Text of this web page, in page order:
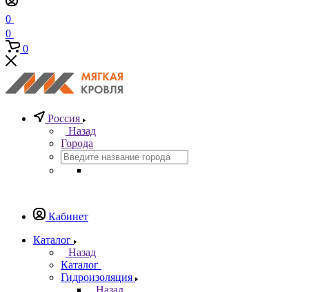
0
0
0
Россия
Назад
Города
Кабинет
Каталог
Назад
Каталог
Гидроизоляция
Назад